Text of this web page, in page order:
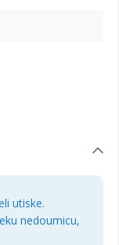
utiske.
nedoumicu,